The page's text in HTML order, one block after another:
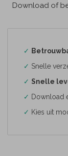
Download of
✓
✓ Snelle
✓ Snelle
✓ Download
✓ Kies uit